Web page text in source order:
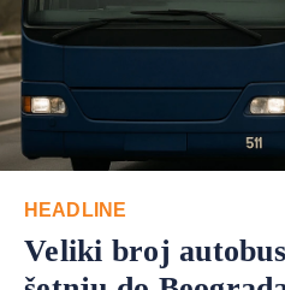
HEADLINE
Veliki broj